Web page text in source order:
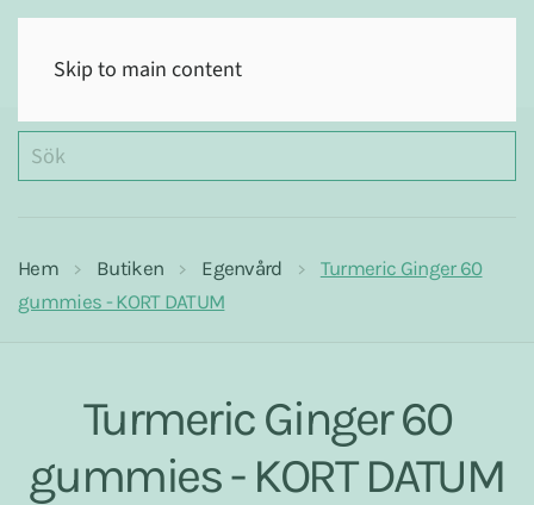
Skip to main content
Hem Butiken Egenvård
Turmeric Ginger 60
gummies - KORT DATUM
Turmeric Ginger 60
gummies - KORT DATUM